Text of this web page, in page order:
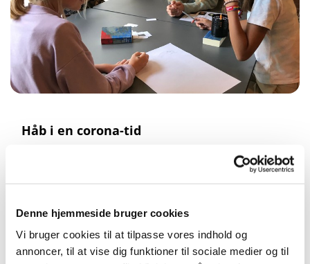
Denne hjemmeside bruger cookies
Vi bruger cookies til at tilpasse vores indhold og
annoncer, til at vise dig funktioner til sociale medier og til
Håb i en corona-tid
Hvad skete der af gode ting i 2020, selv om der var
Konfirmanderne svarer:
"Klimaet har fået det bedre og det er jo godt"
"At jeg har været mere sammen med min familie,
og at der ikke er så meget stress på"